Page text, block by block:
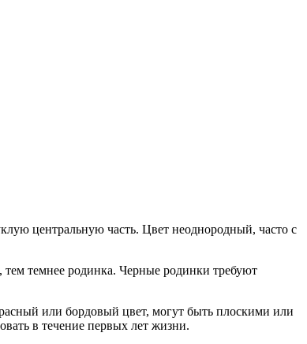
центральную часть. Цвет неоднородный, часто с
темнее родинка. Черные родинки требуют
или бордовый цвет, могут быть плоскими или
в течение первых лет жизни.